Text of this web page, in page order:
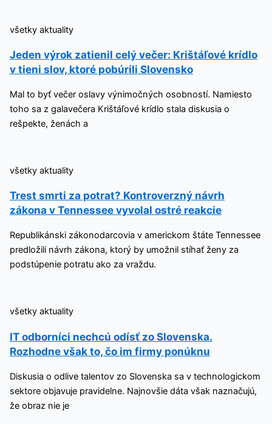
všetky aktuality
Jeden výrok zatienil celý večer: Krištáľové krídlo
v tieni slov, ktoré pobúrili Slovensko
Mal to byť večer oslavy výnimočných osobností. Namiesto
toho sa z galavečera Krištáľové krídlo stala diskusia o
rešpekte, ženách a
všetky aktuality
Trest smrti za potrat? Kontroverzný návrh
zákona v Tennessee vyvolal ostré reakcie
Republikánski zákonodarcovia v americkom štáte Tennessee
predložili návrh zákona, ktorý by umožnil stíhať ženy za
podstúpenie potratu ako za vraždu.
všetky aktuality
IT odborníci nechcú odísť zo Slovenska.
Rozhodne však to, čo im firmy ponúknu
Diskusia o odlive talentov zo Slovenska sa v technologickom
sektore objavuje pravidelne. Najnovšie dáta však naznačujú,
že obraz nie je